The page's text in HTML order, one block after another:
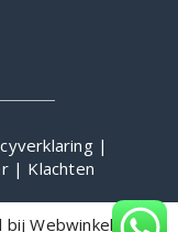
|
| Klachten
bijWebwinkelKeur